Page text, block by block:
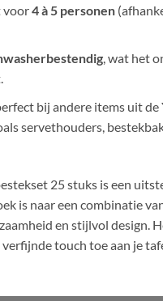
voor4 à 5 personen
, wat het
bij andere items uit de
servethouders,
25 stuks is een
is naar een combinatie
en stijlvol design.
touch toe aan je